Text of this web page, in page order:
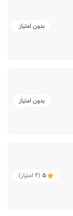
بدون امتیاز
بدون امتیاز
5
(
4 امتیاز)